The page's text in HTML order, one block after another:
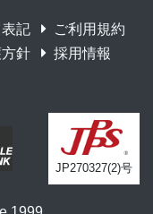
記
ご利用規約
針
採用情報
JP270327(2)号